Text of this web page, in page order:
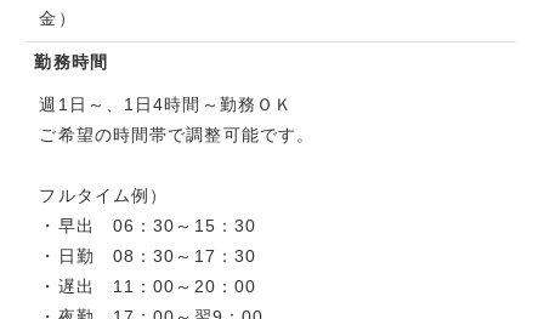
金）
勤務時間
週1日～、1日4時間～勤務ＯＫ
ご希望の時間帯で調整可能です。
フルタイム例）
・早出 06：30～15：30
・日勤 08：30～17：30
・遅出 11：00～20：00